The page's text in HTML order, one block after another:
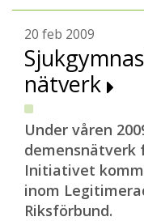
20 feb 2009
nätverk
Under våren
demensnätverk
Initiativet
inom
Riksförbund.